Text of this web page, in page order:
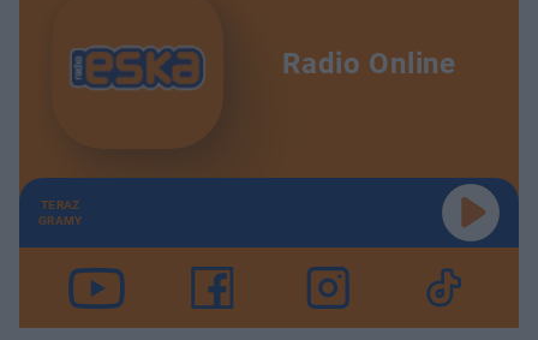
Radio Online
TERAZ
GRAMY